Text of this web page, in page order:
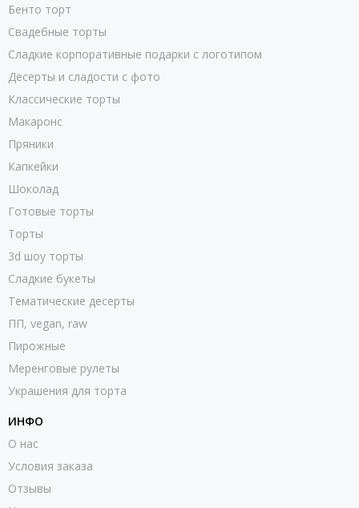
Бенто торт
Свадебные торты
Сладкие корпоративные подарки с логотипом
Десерты и сладости с фото
Классические торты
Макаронс
Пряники
Капкейки
Шоколад
Готовые торты
Торты
3d шоу торты
Сладкие букеты
Тематические десерты
ПП, vegan, raw
Пирожные
Меренговые рулеты
Украшения для торта
ИНФО
О нас
Условия заказа
Отзывы